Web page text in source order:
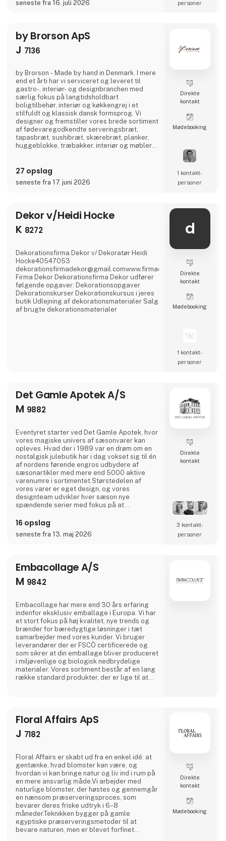
med kode, nøgle eller fingerscan, der er
seneste fra 16. juli 2026 personer
by Brorson ApS
J 7136
by Brorson - Made by hand in Denmark. I mere
end et årti har vi serviceret og leveret til
gastro-, interiør- og designbranchen med
særlig fokus på langtidsholdbart
boligtilbehør, interiør og køkkengrej i et
stilfuldt og klassisk dansk formsprog. Vi
designer og fremstiller vores brede sortiment
af fødevaregodkendte serveringsbræt,
tapasbræt, sushibræt, skærebræt, planker,
huggeblokke, træbakker, interiør og møbler
fremstiller vi også efter ønsker og private
label.Besøg os på vores stand i hal J 7136 og
lad os blive jeres nye leverandør af danske
27 opslag
seneste fra 17. juni 2026
Direkte
kontakt
Møde­booking
1 kontakt­
personer
Dekor v/Heidi Hocke
K 8272
Dekorationsfirma Dekor v/ Dekoratør Heidi
Hocke40547053
Firma Dekor Dekorationsfirma Dekor udfører
følgende opgaver: Dekorationsopgaver
Dekorationskurser Dekorationskursus i jeres
butik Udlejning af dekorationsmaterialer Salg
af brugte dekorationsmaterialer
d
Direkte
kontakt
Møde­booking
1 kontakt­
personer
Det Gamle Apotek A/S
M 9882
Eventyret starter ved Det Gamle Apotek, hvor
vores magiske univers af sæsonvarer kan
opleves. Hvad der i 1989 var en drøm om en
nostalgisk julebutik har i dag vokset sig til én
af nordens førende engros udbydere af
sæsonartikler med mere end 5000 aktive
varenumre i sortimentet.Størstedelen af
vores varer er eget design, og vores
designteam udvikler hver sæson nye
spændende serier med fokus på at
og nostalgiske motiver der hører vores
højtider til.Vi elsker at fejre alle årets højtider
og særlige øjeblikke - påsken,
16 opslag
seneste fra 13. maj 2026
Direkte
kontakt
3 kontakt­
personer
Embacollage A/S
M 9842
Embacollage har mere end 30 års erfaring
indenfor eksklusiv emballage i Europa. Vi har
et stort fokus på høj kvalitet, nye trends og
brænder for bæredygtige løsninger i tæt
samarbejder med vores kunder. Vi bruger
leverandører der er FSCÒ certificerede og
som sikrer at din emballage bliver produceret
i miljøvenlige og biologisk nedbrydelige
materialer. Vores sortiment består af en lang
række standard produkter, der er lige til at
forsendelsesemballage, E-commerce
Floral Affairs ApS
J 7182
Floral Affairs er skabt ud fra en enkel idé: at
gentænke, hvad blomster kan være, og
hvordan vi kan bringe natur og liv ind i rum på
en mere ansvarlig måde.Vi arbejder med
naturlige blomster, der høstes og gennemgår
en nænsom præserveringsproces, som
bevarer deres friske udtryk i 6–8
måneder.Teknikken bygger på gamle
egyptiske præserveringsmetoder til at
bevare naturen, men er blevet forfinet
Direkte
kontakt
Møde­booking